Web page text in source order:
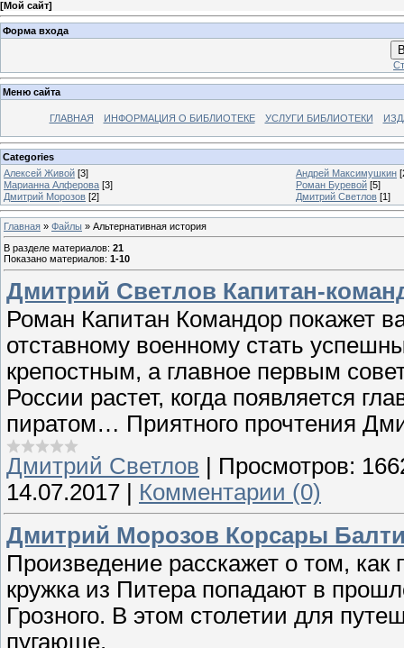
[Мой сайт]
Форма входа
Меню сайта
ГЛАВНАЯ ИНФОРМАЦИЯ О БИБЛИОТЕКЕ УСЛУГИ БИБЛИОТЕКИ
Categories
Алексей Живой [3] Андрей Максимушкин
Марианна Алферова [3] Роман Буревой [5]
Дмитрий Морозов [2] Дмитрий Светлов [1]
Главная » Файлы » Альтернативная история
В разделе материалов: 21
Показано материалов: 1-10
Дмитрий Светлов Капитан-
Роман Капитан Командор покажет
отставному военному стать
крепостным, а главное первым
России растет, когда появляется
пиратом… Приятного прочтения
Дмитрий Светлов
Просмотров:
14.07.2017
Комментарии (0)
Дмитрий Морозов Корсары
Произведение расскажет о том, как
кружка из Питера попадают в
Грозного. В этом столетии для
пугающе.